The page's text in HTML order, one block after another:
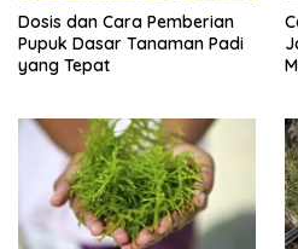
Dosis dan Cara Pemberian
Pupuk Dasar Tanaman Padi
yang Tepat